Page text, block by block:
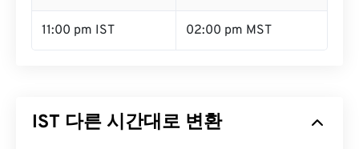
11:00 pm IST 02:00 pm MST
IST 다른 시간대로 변환